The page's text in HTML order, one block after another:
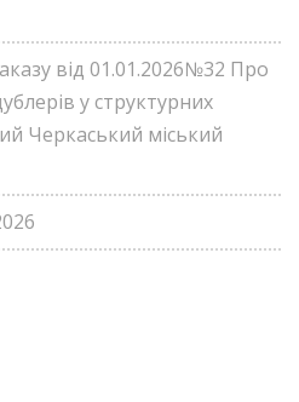
від 01.01.2026№32 Про
у структурних
Черкаський міський